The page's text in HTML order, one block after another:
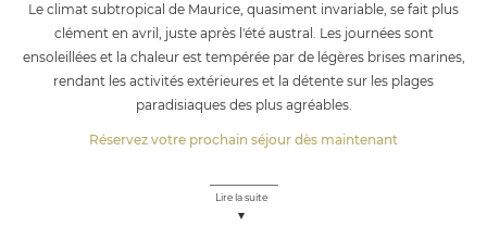
Le climat subtropical de Maurice, quasiment invariable, se fait plus
clément en avril, juste après l'été austral. Les journées sont
ensoleillées et la chaleur est tempérée par de légères brises marines,
rendant les activités extérieures et la détente sur les plages
paradisiaques des plus agréables.
Réservez votre prochain séjour dès maintenant
Lire la suite